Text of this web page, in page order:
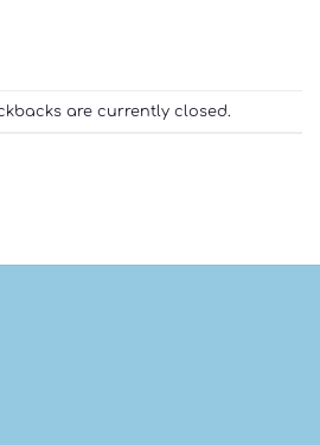
are currently closed.